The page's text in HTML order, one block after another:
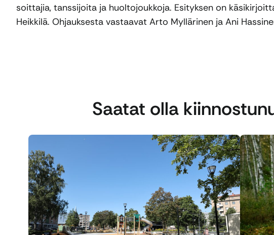
soittajia, tanssijoita ja huoltojoukkoja. Esityksen on
Heikkilä. Ohjauksesta vastaavat Arto Myllärinen ja Ani
Saatat olla